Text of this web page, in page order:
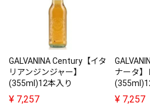
GALVANINA Century【イタ
リアンジンジャー】
(355ml)12本入り
¥ 7,257
ナータ
¥ 7,257